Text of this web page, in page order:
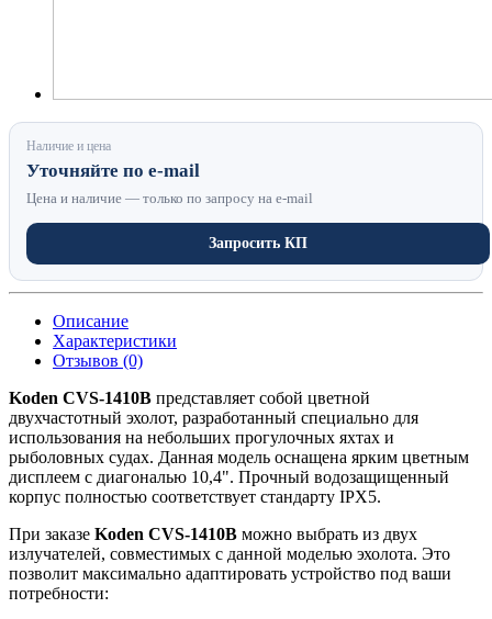
Наличие и цена
Уточняйте по e-mail
Цена и наличие — только по запросу на e-mail
Запросить КП
Описание
Характеристики
Отзывов (0)
Koden CVS-1410B представляет собой цветной
двухчастотный эхолот, разработанный специально для
использования на небольших прогулочных яхтах и
рыболовных судах. Данная модель оснащена ярким цветным
дисплеем с диагональю 10,4". Прочный водозащищенный
корпус полностью соответствует стандарту IPX5.
При заказе Koden CVS-1410B можно выбрать из двух
излучателей, совместимых с данной моделью эхолота. Это
позволит максимально адаптировать устройство под ваши
потребности: